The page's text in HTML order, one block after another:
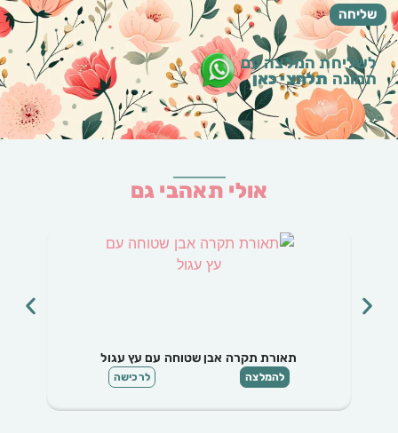
לשליחת המלצה עם
תמונהתלחצי כאן
אולי תאהבי גם
תאורת תקרה אבן שטוחה עם עץ עגול
להמלצה לרכישה